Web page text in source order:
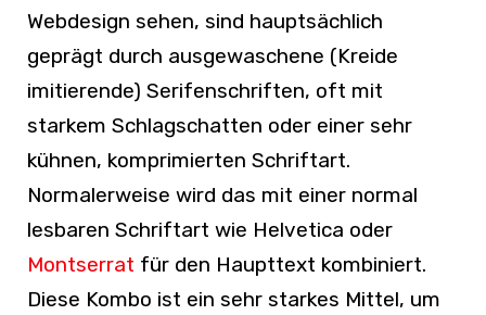
Webdesign sehen, sind hauptsächlich
geprägt durch ausgewaschene (Kreide
imitierende) Serifenschriften, oft mit
starkem Schlagschatten oder einer sehr
kühnen, komprimierten Schriftart.
Normalerweise wird das mit einer normal
lesbaren Schriftart wie Helvetica oder
Montserrat für den Haupttext kombiniert.
Diese Kombo ist ein sehr starkes Mittel, um